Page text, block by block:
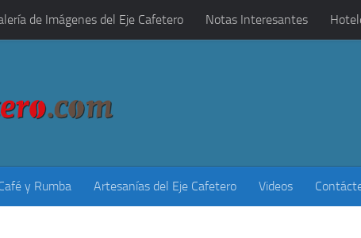
de Imágenes del Eje Cafetero Notas Interesantes
y Rumba Artesanías del Eje Cafetero Videos